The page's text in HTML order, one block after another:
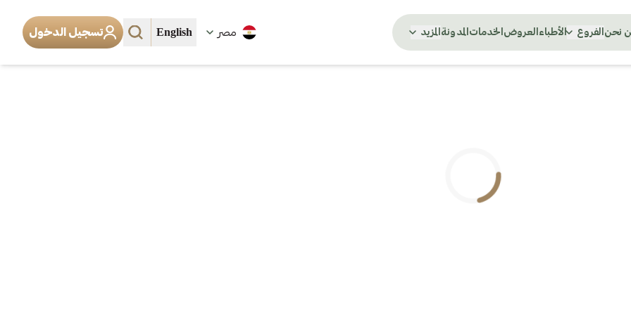
نحن الفروع الأطباء العروض الخدمات المدونة المزيد مصر English تسجيل الدخول